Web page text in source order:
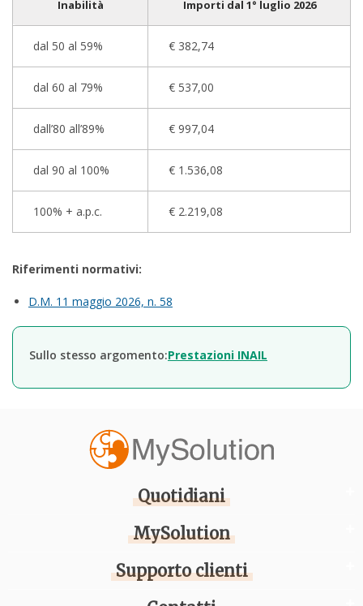
Inabilità Importi dal 1° luglio 2026
dal 50 al 59% € 382,74
dal 60 al 79% € 537,00
dall’80 all’89% € 997,04
dal 90 al 100% € 1.536,08
100% + a.p.c. € 2.219,08
Riferimenti normativi:
D.M. 11 maggio 2026, n. 58
Sullo stesso argomento:Prestazioni INAIL
Quotidiani
MySolution
Supporto clienti